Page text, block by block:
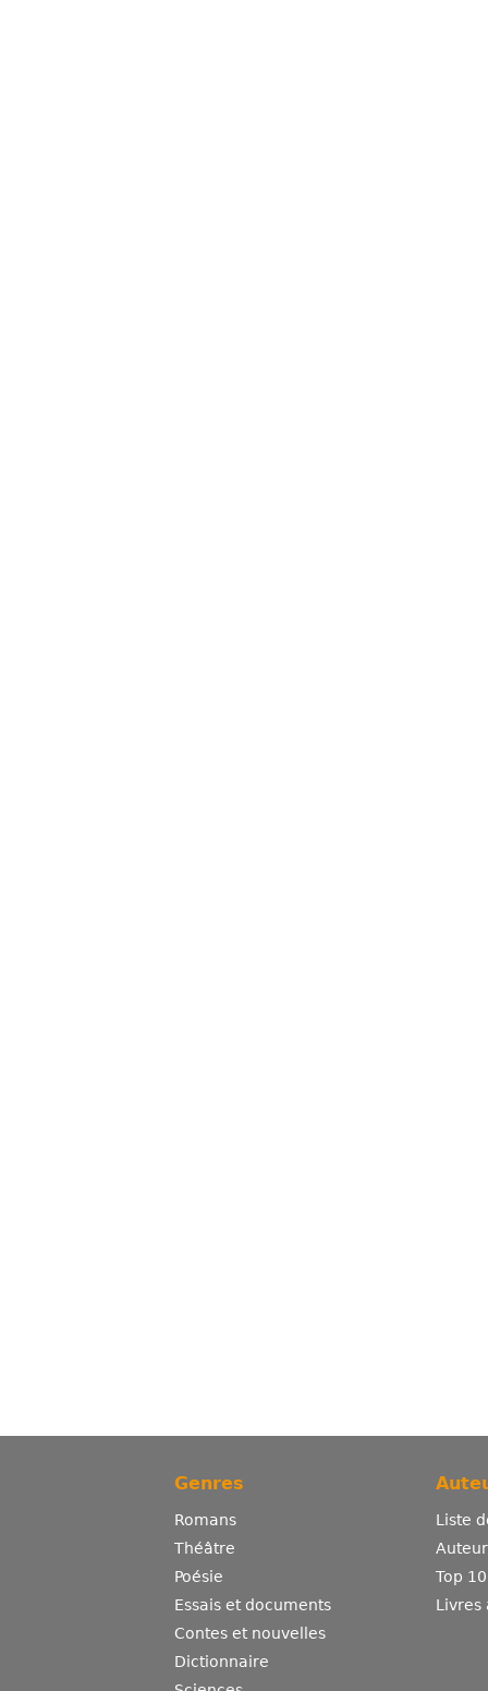
Genres
Romans
Théâtre
Poésie
Essais et documents
Contes et nouvelles
Dictionnaire
Liste
Top
Livres